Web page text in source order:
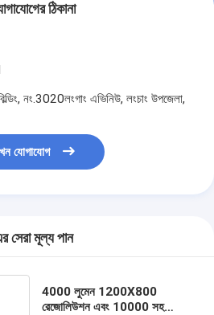
ঠিকানা
নং.3020লংগাং এভিনিউ, লংচাং উপজেলা,
যোগাযোগ
সেরা মূল্য পান
4000 লুমেন 1200X800
রেজোলিউশন এবং 10000 সহ